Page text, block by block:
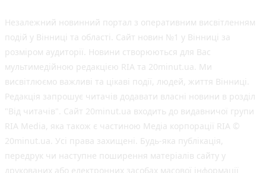
Незалежний новинний портал з оперативним висвітленням
подій у Вінниці та області. Сайт новин №1 у Вінниці за
розміром аудиторії. Новини створюються для Вас
мультимедійною редакцією RIA та 20minut.ua. Ми
висвітлюємо важливі та цікаві події, людей, життя Вінниці.
Редакція запрошує читачів додавати власні новини в розділ
"Від читачів". Сайт 20minut.ua входить до видавничої групи
RIA Media, яка також є частиною Медіа корпорації RIA ©
20minut.ua. Усі права захищені. Будь-яка публiкацiя,
передрук чи наступне поширення матеріалів сайту у
друкованих або електронних засобах масової інформації